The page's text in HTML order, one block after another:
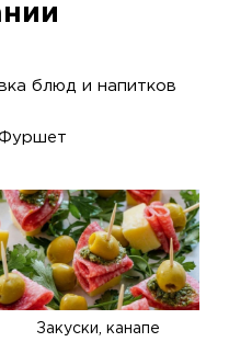
блюд и напитков
Закуски, канапе